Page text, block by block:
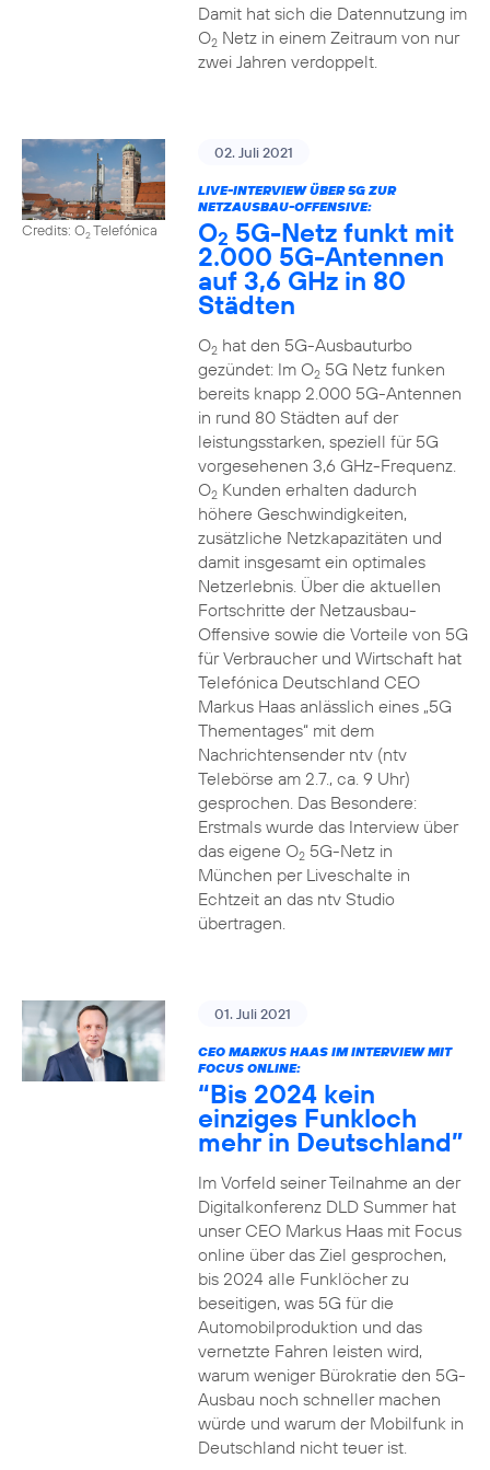
Damit hat sich die Datennutzung im
O2Netz in einem Zeitraum von nur
zwei Jahren verdoppelt.
Credits: O2Telefónica
02. Juli 2021
LIVE-INTERVIEW ÜBER 5G ZUR
NETZAUSBAU-OFFENSIVE:
O2 5G-Netz funkt mit
2.000 5G-Antennen
auf 3,6 GHz in 80
Städten
O2hat den 5G-Ausbauturbo
gezündet: Im O25G Netz funken
bereits knapp 2.000 5G-Antennen
in rund 80 Städten auf der
leistungsstarken, speziell für 5G
vorgesehenen 3,6 GHz-Frequenz.
O2Kunden erhalten dadurch
höhere Geschwindigkeiten,
zusätzliche Netzkapazitäten und
damit insgesamt ein optimales
Netzerlebnis. Über die aktuellen
Fortschritte der Netzausbau-
Offensive sowie die Vorteile von 5G
für Verbraucher und Wirtschaft hat
Telefónica Deutschland CEO
Markus Haas anlässlich eines „5G
Thementages“ mit dem
Nachrichtensender ntv (ntv
Telebörse am 2.7., ca. 9 Uhr)
gesprochen. Das Besondere:
Erstmals wurde das Interview über
das eigene O25G-Netz in
München per Liveschalte in
Echtzeit an das ntv Studio
übertragen.
01. Juli 2021
CEO MARKUS HAAS IM INTERVIEW MIT
FOCUS ONLINE:
“Bis 2024 kein
einziges Funkloch
mehr in Deutschland”
Im Vorfeld seiner Teilnahme an der
Digitalkonferenz DLD Summer hat
unser CEO Markus Haas mit Focus
online über das Ziel gesprochen,
bis 2024 alle Funklöcher zu
beseitigen, was 5G für die
Automobilproduktion und das
vernetzte Fahren leisten wird,
warum weniger Bürokratie den 5G-
Ausbau noch schneller machen
würde und warum der Mobilfunk in
Deutschland nicht teuer ist.